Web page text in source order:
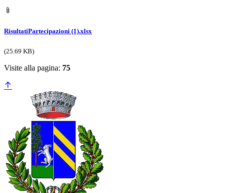
RisultatiPartecipazioni (1).xlsx
(25.69 KB)
Visite alla pagina: 75